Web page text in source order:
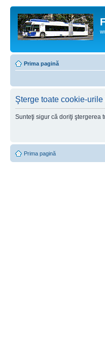
Prima pagină
Şterge toate cookie-urile
Sunteţi sigur că doriţi ştergerea
Prima pagină